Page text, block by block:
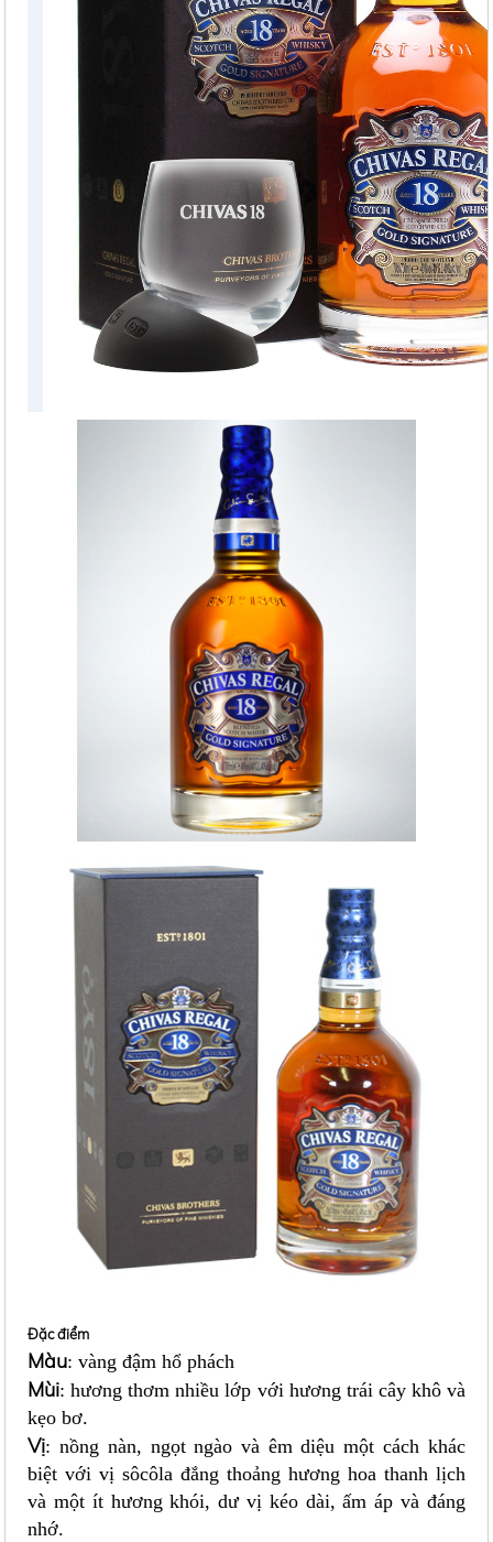
Đặc điểm
Màu: vàng đậm hổ phách
Mùi: hương thơm nhiều lớp với hương trái cây khô và
kẹo bơ.
Vị: nồng nàn, ngọt ngào và êm diệu một cách khác
biệt với vị sôcôla đắng thoảng hương hoa thanh lịch
và một ít hương khói, dư vị kéo dài, ấm áp và đáng
nhớ.